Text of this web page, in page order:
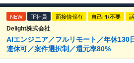
NEW 正社員 面接情報有 自己PR不要
Delight株式会社
AIエンジニア／フルリモート／年休130
連休可／案件選択制／還元率80%